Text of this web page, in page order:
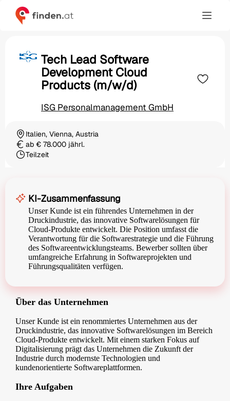
Tech Lead Software
Development Cloud
Products (m/w/d)
ISG Personalmanagement GmbH
Ortschaft
Italien, Vienna, Austria
Gehaltab € 78.000 jährl.
Beschäftigungsart
Teilzeit
KI-Zusammenfassung
Unser Kunde ist ein führendes Unternehmen in der
Druckindustrie, das innovative Softwarelösungen für
Cloud-Produkte entwickelt. Die Position umfasst die
Verantwortung für die Softwarestrategie und die Führung
des Softwareentwicklungsteams. Bewerber sollten über
umfangreiche Erfahrung in Softwareprojekten und
Führungsqualitäten verfügen.
Über das Unternehmen
Unser Kunde ist ein renommiertes Unternehmen aus der
Druckindustrie, das innovative Softwarelösungen im Bereich
Cloud-Produkte entwickelt. Mit einem starken Fokus auf
Digitalisierung prägt das Unternehmen die Zukunft der
Industrie durch modernste Technologien und
kundenorientierte Softwareplattformen.
Ihre Aufgaben